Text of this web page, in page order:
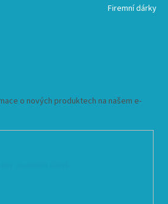
Firemní dárky
o nových produktech na našem e-